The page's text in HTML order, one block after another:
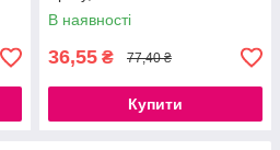
В наявності
36,55 ₴ 77,40 ₴
Купити